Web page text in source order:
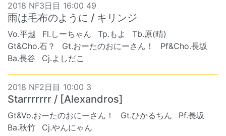
2018 NF3日目 16:00 49
雨は毛布のように / キリンジ
Vo.平越 Fl.しーちゃん Tp.もよ
Tb.原(晴)
Gt&Cho.石？
Gt.おーたのおにーさん！
Pf&Cho.長坂
Ba.長谷
Cj.よしだこ
2018 NF2日目 10:00 3
Starrrrrrr / [Alexandros]
Gt&Vo.おーたのおにーさん！ Gt.ひかるちん
Pf.長坂
Ba.秋竹
Cj.やんにゃん